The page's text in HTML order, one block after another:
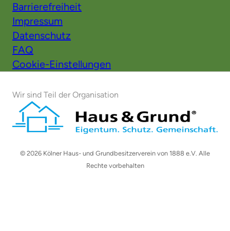
Barrierefreiheit
Impressum
Datenschutz
FAQ
Cookie-Einstellungen
Wir sind Teil der Organisation
© 2026 Kölner Haus- und Grundbesitzerverein von 1888 e.V. Alle
Rechte vorbehalten